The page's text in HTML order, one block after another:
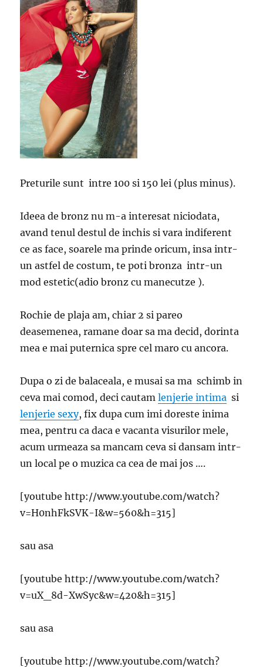
Preturile sunt intre 100 si 150 lei (plus minus).
Ideea de bronz nu m-a interesat niciodata,
avand tenul destul de inchis si vara indiferent
ce as face, soarele ma prinde oricum, insa intr-
un astfel de costum, te poti bronza intr-un
mod estetic(adio bronz cu manecutze ).
Rochie de plaja am, chiar 2 si pareo
deasemenea, ramane doar sa ma decid, dorinta
mea e mai puternica spre cel maro cu ancora.
Dupa o zi de balaceala, e musai sa ma schimb in
ceva mai comod, deci cautamlenjerie intima si
lenjerie sexy, fix dupa cum imi doreste inima
mea, pentru ca daca e vacanta visurilor mele,
acum urmeaza sa mancam ceva si dansam intr-
un local pe o muzica ca cea de mai jos ….
[youtube http://www.youtube.com/watch?
v=H0nhFkSVK-I&w=560&h=315]
sau asa
[youtube http://www.youtube.com/watch?
v=uX_8d-XwSyc&w=420&h=315]
sau asa
[youtube http://www.youtube.com/watch?